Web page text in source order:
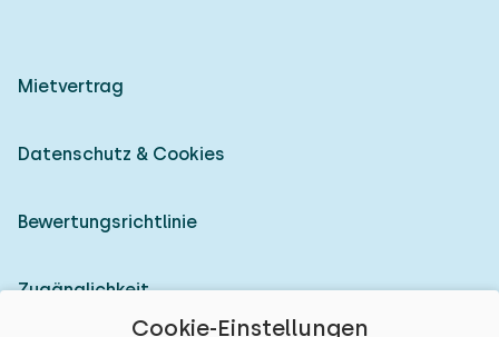
Cookie-Einstellungen
Mietvertrag
Datenschutz & Cookies
Bewertungsrichtlinie
Zugänglichkeit